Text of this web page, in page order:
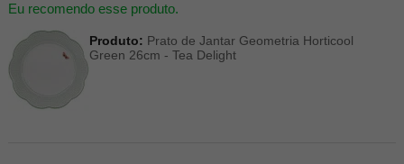
Eu recomendo esse produto.
Produto: Prato de Jantar Geometria Horticool
Green 26cm - Tea Delight